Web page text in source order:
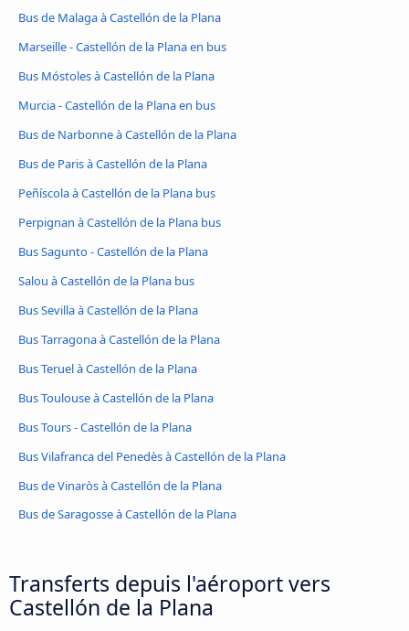
Bus de Malaga à Castellón de la Plana
Marseille - Castellón de la Plana en bus
Bus Móstoles à Castellón de la Plana
Murcia - Castellón de la Plana en bus
Bus de Narbonne à Castellón de la Plana
Bus de Paris à Castellón de la Plana
Peñíscola à Castellón de la Plana bus
Perpignan à Castellón de la Plana bus
Bus Sagunto - Castellón de la Plana
Salou à Castellón de la Plana bus
Bus Sevilla à Castellón de la Plana
Bus Tarragona à Castellón de la Plana
Bus Teruel à Castellón de la Plana
Bus Toulouse à Castellón de la Plana
Bus Tours - Castellón de la Plana
Bus Vilafranca del Penedès à Castellón de la Plana
Bus de Vinaròs à Castellón de la Plana
Bus de Saragosse à Castellón de la Plana
Transferts depuis l'aéroport vers
Castellón de la Plana